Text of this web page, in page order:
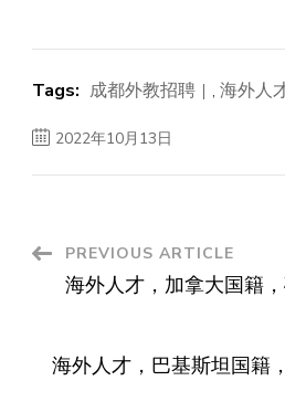
Tags: 成都外教招聘 , 海外人
2022年10月13日
Post
Navigation
PREVIOUS ARTICLE
海外人才，加拿大国籍
海外人才，巴基斯坦国籍